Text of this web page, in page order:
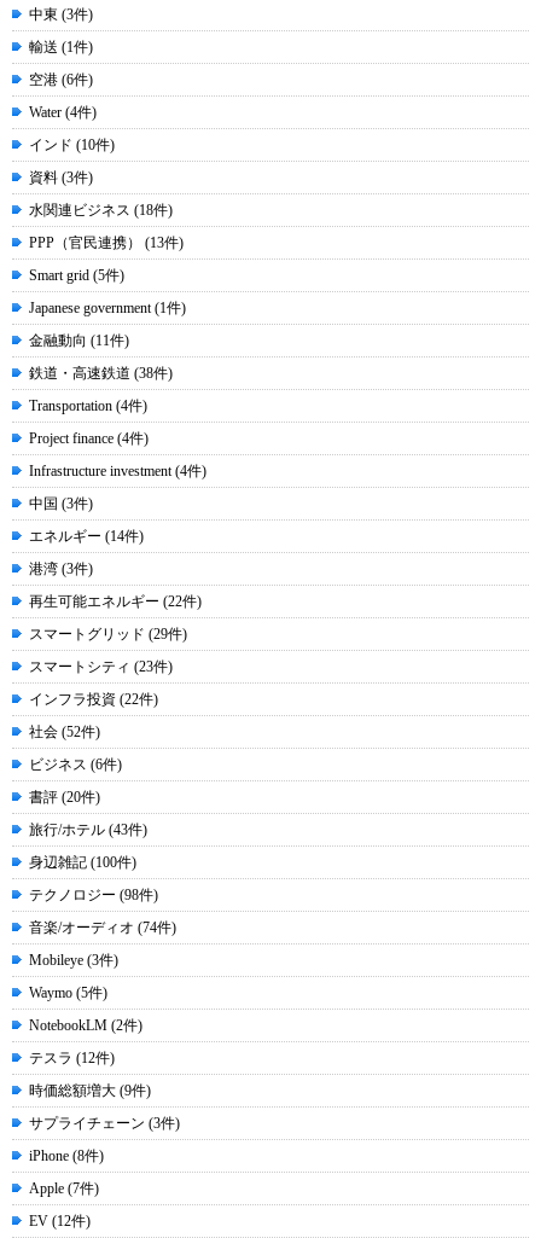
中東 (3件)
輸送 (1件)
空港 (6件)
Water (4件)
インド (10件)
資料 (3件)
水関連ビジネス (18件)
PPP（官民連携） (13件)
Smart grid (5件)
Japanese government (1件)
金融動向 (11件)
鉄道・高速鉄道 (38件)
Transportation (4件)
Project finance (4件)
Infrastructure investment (4件)
中国 (3件)
エネルギー (14件)
港湾 (3件)
再生可能エネルギー (22件)
スマートグリッド (29件)
スマートシティ (23件)
インフラ投資 (22件)
社会 (52件)
ビジネス (6件)
書評 (20件)
旅行/ホテル (43件)
身辺雑記 (100件)
テクノロジー (98件)
音楽/オーディオ (74件)
Mobileye (3件)
Waymo (5件)
NotebookLM (2件)
テスラ (12件)
時価総額増大 (9件)
サプライチェーン (3件)
iPhone (8件)
Apple (7件)
EV (12件)